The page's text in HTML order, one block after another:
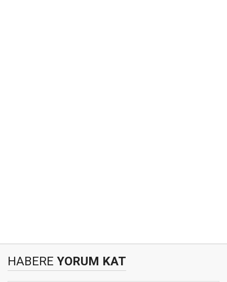
HABERE YORUM KAT